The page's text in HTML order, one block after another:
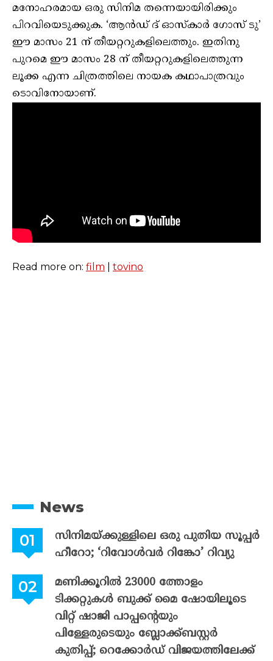
മനോഹരമായ ഒരു സിനിമ തന്നെയായിരിക്കും
പിറവിയെടുക്കുക. ‘ആന്‍ഡ് ദ് ഓസ്‌കാര്‍ ഗോസ് ടു’
ഈ മാസം 21 ന് തീയറ്ററുകളിലെത്തും. ഇതിനു
പുറമെ ഈ മാസം 28 ന് തീയറ്ററുകളിലെത്തുന്ന
ലൂക്ക എന്ന ചിത്രത്തിലെ നായക കഥാപാത്രവും
ടൊവിനോയാണ്.
Read more on: film tovino
News
സിനിമയ്ക്കുള്ളിലെ ഒരു പുതിയ സൂപ്പർ
ഹീറോ; ‘റിവോൾവർ റിങ്കോ’ റിവ്യു
മണിക്കൂറിൽ 23000 ത്തോളം
ടിക്കറ്റുകൾ ബുക്ക് മൈ ഷോയിലൂടെ
വിറ്റ് ഷാജി പാപ്പന്റെയും
പിള്ളേരുടെയും ബ്ലോക്ക്ബസ്റ്റർ
കുതിപ്പ്; റെക്കോർഡ് വിജയത്തിലേക്ക്